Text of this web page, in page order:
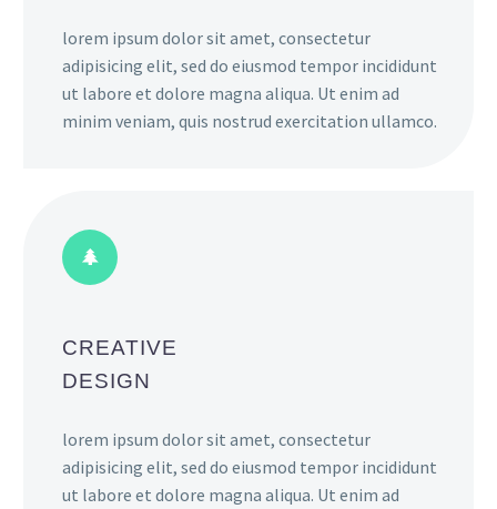
lorem ipsum dolor sit amet, consectetur
adipisicing elit, sed do eiusmod tempor incididunt
ut labore et dolore magna aliqua. Ut enim ad
minim veniam, quis nostrud exercitation ullamco.
CREATIVE
DESIGN
lorem ipsum dolor sit amet, consectetur
adipisicing elit, sed do eiusmod tempor incididunt
ut labore et dolore magna aliqua. Ut enim ad